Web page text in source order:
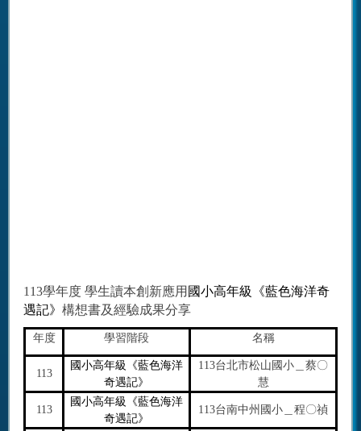
113學年度 學生讀本創新應用 國小高年級《藍色海洋奇
遇記》 構想書及經驗成果分享
年度 學習階段 名稱
113
國小高年級《藍色海洋
奇遇記》
113台北市松山國小＿蔡〇
慧
113
國小高年級《藍色海洋
奇遇記》
113台南中州國小＿程〇禎